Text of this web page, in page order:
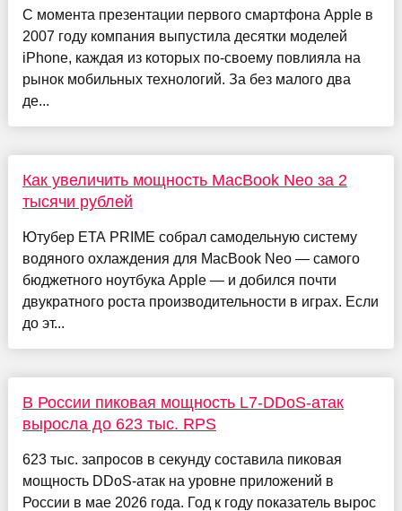
С момента презентации первого смартфона Apple в
2007 году компания выпустила десятки моделей
iPhone, каждая из которых по-своему повлияла на
рынок мобильных технологий. За без малого два
де...
Как увеличить мощность MacBook Neo за 2
тысячи рублей
Ютубер ETA PRIME собрал самодельную систему
водяного охлаждения для MacBook Neo — самого
бюджетного ноутбука Apple — и добился почти
двукратного роста производительности в играх. Если
до эт...
В России пиковая мощность L7-DDoS-атак
выросла до 623 тыс. RPS
623 тыс. запросов в секунду составила пиковая
мощность DDoS-атак на уровне приложений в
России в мае 2026 года. Год к году показатель вырос